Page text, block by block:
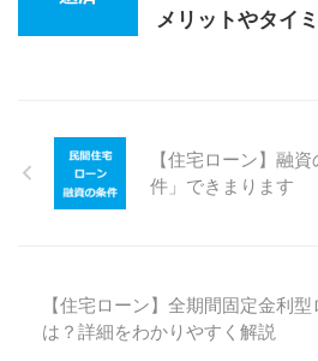
メリットやタイ
【住宅ローン】融
件」できまります
【住宅ローン】全期間固定金利型
は？詳細をわかりやすく解説